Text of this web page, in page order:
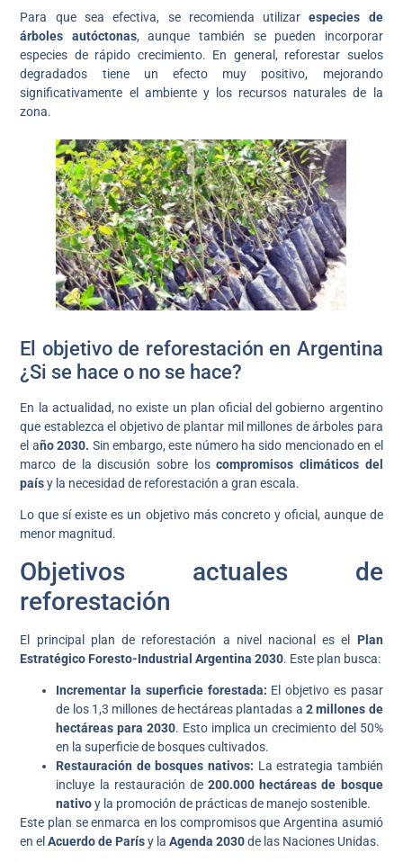
Para que sea efectiva, se recomienda utilizarespecies de
árboles autóctonas, aunque también se pueden incorporar
especies de rápido crecimiento. En general, reforestar suelos
degradados tiene un efecto muy positivo, mejorando
significativamente el ambiente y los recursos naturales de la
zona.
El objetivo de reforestación en Argentina
¿Si se hace o no se hace?
En la actualidad, no existe un plan oficial del gobierno argentino
que establezca el objetivo de plantar mil millones de árboles para
el año 2030. Sin embargo, este número ha sido mencionado en el
marco de la discusión sobre loscompromisos climáticos del
paísy la necesidad de reforestación a gran escala.
Lo que sí existe es un objetivo más concreto y oficial, aunque de
menor magnitud.
Objetivos actuales de
reforestación
El principal plan de reforestación a nivel nacional es el Plan
Estratégico Foresto-Industrial Argentina 2030. Este plan busca:
Incrementar la superficie forestada: El objetivo es pasar
de los 1,3 millones de hectáreas plantadas a 2 millones de
hectáreas para 2030. Esto implica un crecimiento del 50%
en la superficie de bosques cultivados.
Restauración de bosques nativos: La estrategia también
incluye la restauración de200.000 hectáreas de bosque
nativoy la promoción de prácticas de manejo sostenible.
Este plan se enmarca en los compromisos que Argentina asumió
en elAcuerdo de Parísy laAgenda 2030de las Naciones Unidas.